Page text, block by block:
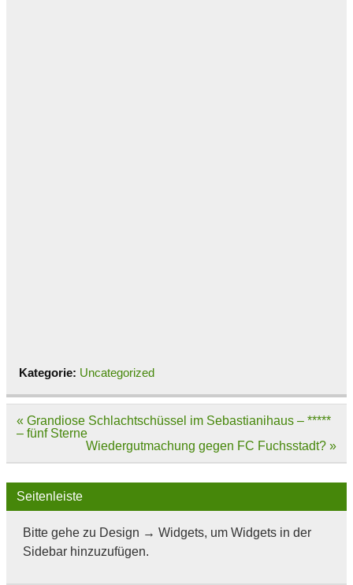
Kategorie: Uncategorized
Beitragsnavigation
« Grandiose Schlachtschüssel im Sebastianihaus – *****
– fünf Sterne
Wiedergutmachung gegen FC Fuchsstadt? »
Seitenleiste
Bitte gehe zu Design → Widgets, um Widgets in der
Sidebar hinzuzufügen.